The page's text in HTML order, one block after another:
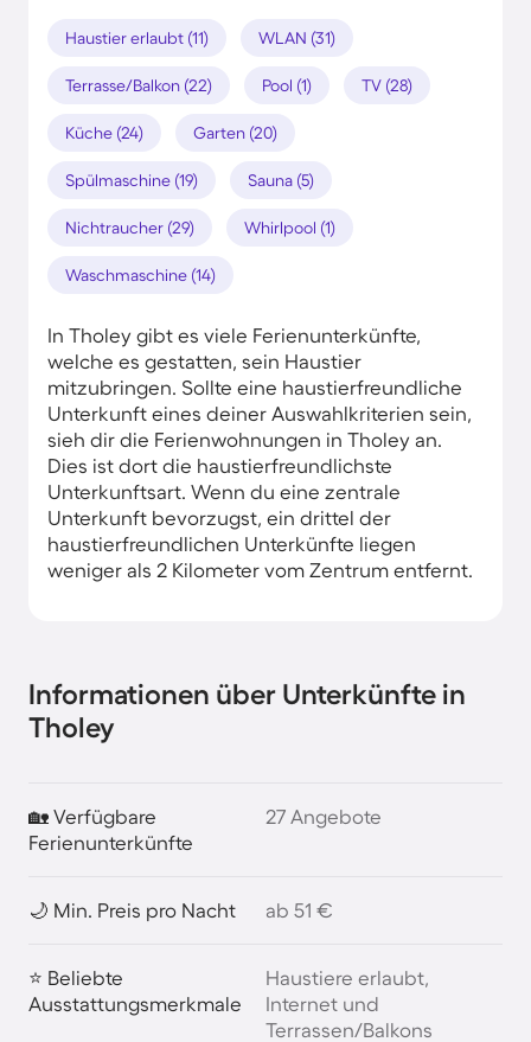
Haustier erlaubt (11) WLAN (31)
Terrasse/Balkon (22) Pool (1) TV (28)
Küche (24) Garten (20)
Spülmaschine (19) Sauna (5)
Nichtraucher (29) Whirlpool (1)
Waschmaschine (14)
In Tholey gibt es viele Ferienunterkünfte,
welche es gestatten, sein Haustier
mitzubringen. Sollte eine haustierfreundliche
Unterkunft eines deiner Auswahlkriterien sein,
sieh dir die Ferienwohnungen in Tholey an.
Dies ist dort die haustierfreundlichste
Unterkunftsart. Wenn du eine zentrale
Unterkunft bevorzugst, ein drittel der
haustierfreundlichen Unterkünfte liegen
weniger als 2 Kilometer vom Zentrum entfernt.
Informationen über Unterkünfte in
Tholey
🏡 Verfügbare
Ferienunterkünfte
27 Angebote
🌙 Min. Preis pro Nacht ab 51 €
⭐ Beliebte
Ausstattungsmerkmale
Haustiere erlaubt,
Internet und
Terrassen/Balkons